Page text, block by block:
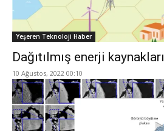
Yeşeren Teknoloji Haber
Dağıtılmış enerji kaynakları
10 Ağustos, 2022 00:10